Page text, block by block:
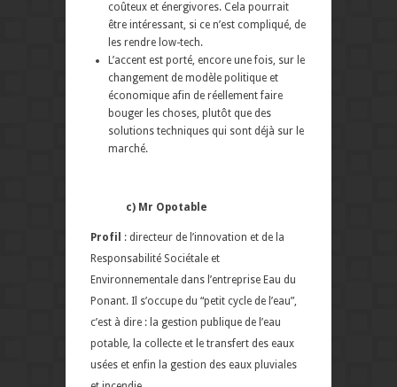
coûteux et énergivores. Cela pourrait
être intéressant, si ce n’est compliqué, de
les rendre low-tech.
L’accent est porté, encore une fois, sur le
changement de modèle politique et
économique afin de réellement faire
bouger les choses, plutôt que des
solutions techniques qui sont déjà sur le
marché.
c) Mr Opotable
Profil : directeur de l’innovation et de la
Responsabilité Sociétale et
Environnementale dans l’entreprise Eau du
Ponant. Il s’occupe du “petit cycle de l’eau”,
c’est à dire : la gestion publique de l’eau
potable, la collecte et le transfert des eaux
usées et enfin la gestion des eaux pluviales